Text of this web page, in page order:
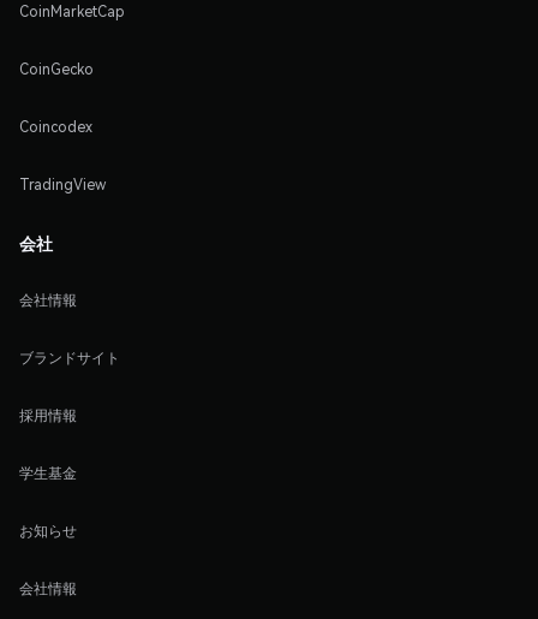
CoinMarketCap
CoinGecko
Coincodex
TradingView
会社
会社情報
ブランドサイト
採用情報
学生基金
お知らせ
会社情報